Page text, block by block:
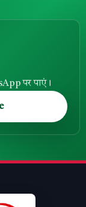
पर पाएं।